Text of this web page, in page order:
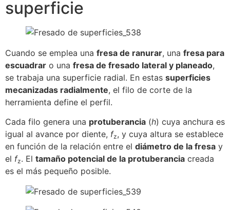
superficie
Cuando se emplea una fresa de ranurar, una fresa para
escuadrar o una fresa de fresado lateral y planeado,
se trabaja una superficie radial. En estas superficies
mecanizadas radialmente, el filo de corte de la
herramienta define el perfil.
Cada filo genera una protuberancia (h) cuya anchura es
igual al avance por diente, fz, y cuya altura se establece
en función de la relación entre el diámetro de la fresa y
el fz. El tamaño potencial de la protuberancia creada
es el más pequeño posible.